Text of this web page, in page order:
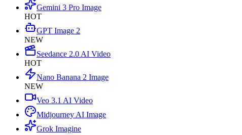
Gemini 3 Pro Image
HOT
GPT Image 2
NEW
Seedance 2.0 AI Video
HOT
Nano Banana 2 Image
NEW
Veo 3.1 AI Video
Midjourney AI Image
Grok Imagine